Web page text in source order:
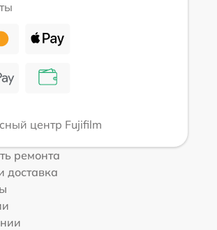
центр Fujifilm
ремонта
доставка